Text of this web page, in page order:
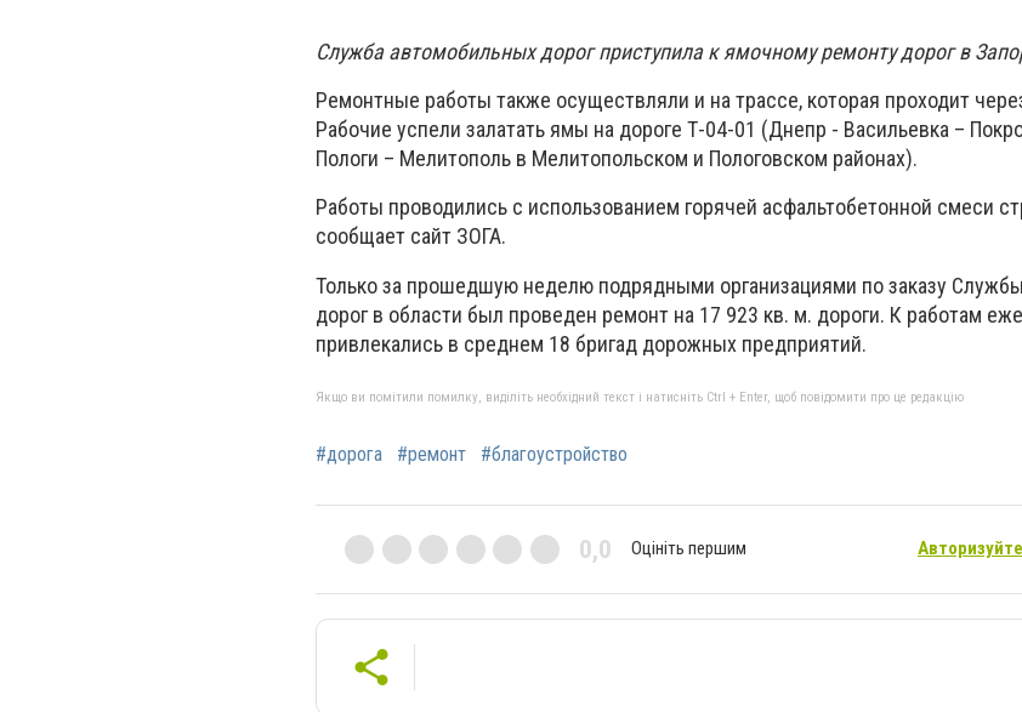
Служба автомобильных дорог приступила к ямочному ремонту дорог в
Ремонтные работы также осуществляли и на трассе, которая проходит
Рабочие успели залатать ямы на дороге Т-04-01 (Днепр - Васильевка –
Пологи – Мелитополь в Мелитопольском и Пологовском районах).
Работы проводились с использованием горячей асфальтобетонной смеси
сообщает сайт ЗОГА.
Только за прошедшую неделю подрядными организациями по заказу
дорог в области был проведен ремонт на 17 923 кв. м. дороги. К работам
привлекались в среднем 18 бригад дорожных предприятий.
Якщо ви помітили помилку, виділіть необхідний текст і натисніть Ctrl + Enter, щоб повідомити про це редакцію
#дорога #ремонт #благоустройство
0,0 Оцініть першим